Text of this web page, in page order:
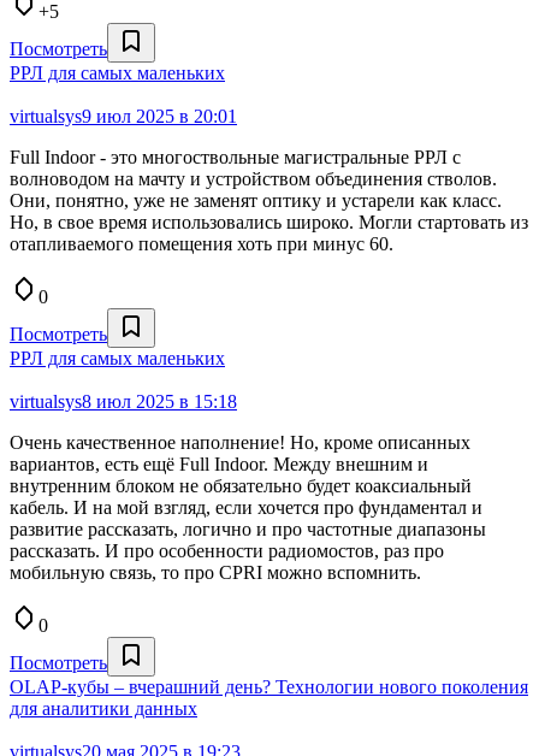
+5
Посмотреть
РРЛ для самых маленьких
virtualsys9 июл 2025 в 20:01
Full Indoor - это многоствольные магистральные РРЛ с
волноводом на мачту и устройством объединения стволов.
Они, понятно, уже не заменят оптику и устарели как класс.
Но, в свое время использовались широко. Могли стартовать из
отапливаемого помещения хоть при минус 60.
0
Посмотреть
РРЛ для самых маленьких
virtualsys8 июл 2025 в 15:18
Очень качественное наполнение! Но, кроме описанных
вариантов, есть ещё Full Indoor. Между внешним и
внутренним блоком не обязательно будет коаксиальный
кабель. И на мой взгляд, если хочется про фундаментал и
развитие рассказать, логично и про частотные диапазоны
рассказать. И про особенности радиомостов, раз про
мобильную связь, то про CPRI можно вспомнить.
0
Посмотреть
OLAP-кубы – вчерашний день? Технологии нового поколения
для аналитики данных
virtualsys20 мая 2025 в 19:23